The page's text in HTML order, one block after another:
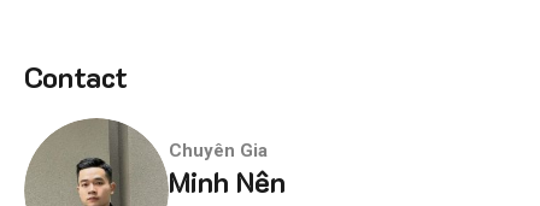
Contact
Chuyên Gia
Minh Nên